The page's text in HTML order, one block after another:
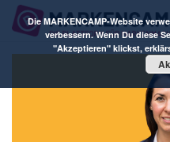
Die MARKENCAMP-Website
verbessern. Wenn Du diese
"Akzeptieren" klickst,